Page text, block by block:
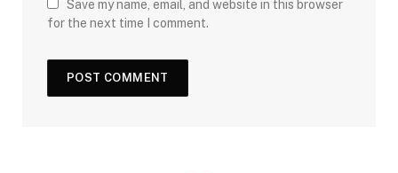
Save my name, email, and website in this browser
for the next time I comment.